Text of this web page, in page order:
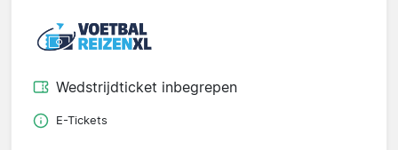
Wedstrijdticket inbegrepen
E-Tickets